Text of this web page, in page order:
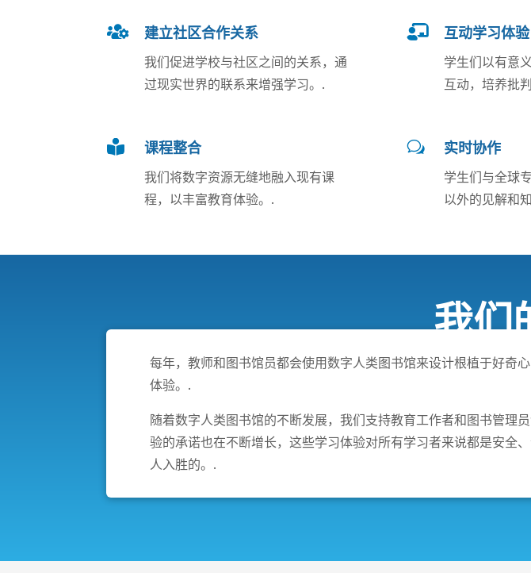
 建立社区合作关系
我们促进学校与社区之间的关系，通
过现实世界的联系来增强学习。.
 互动学习体验
学生们以有意
互动，培养批
 课程整合
我们将数字资源无缝地融入现有课
程，以丰富教育体验。.
w 实时协作
学生们与全球
以外的见解和
我们
每年，教师和图书馆员都会使用数字人类图书馆来设计根植于好奇
体验。.
随着数字人类图书馆的不断发展，我们支持教育工作者和图书管理
验的承诺也在不断增长，这些学习体验对所有学习者来说都是安全
人入胜的。.